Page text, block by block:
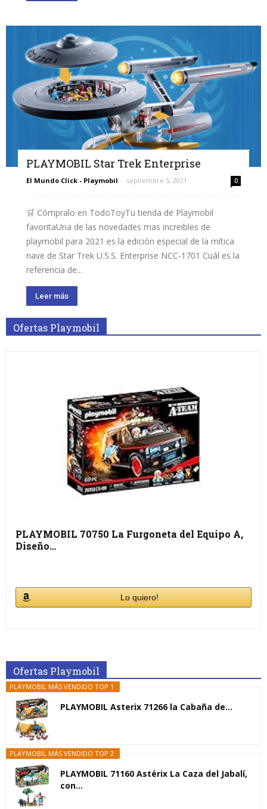
PLAYMOBIL Star Trek Enterprise
El Mundo Click - Playmobil - septiembre 5, 2021 0
🛒 Cómpralo en TodoToyTu tienda de Playmobil
favoritaUna de las novedades mas increibles de
playmobil para 2021 es la edición especial de la mítica
nave de Star Trek U.S.S. Enterprise NCC-1701 Cuál es la
referencia de...
Leer más
Ofertas Playmobil
PLAYMOBIL 70750 La Furgoneta del Equipo A,
Diseño…
Lo quiero!
Ofertas Playmobil
PLAYMOBIL MÁS VENDIDO TOP 1
PLAYMOBIL Asterix 71266 la Cabaña de...
PLAYMOBIL MÁS VENDIDO TOP 2
PLAYMOBIL 71160 Astérix La Caza del Jabalí,
con...